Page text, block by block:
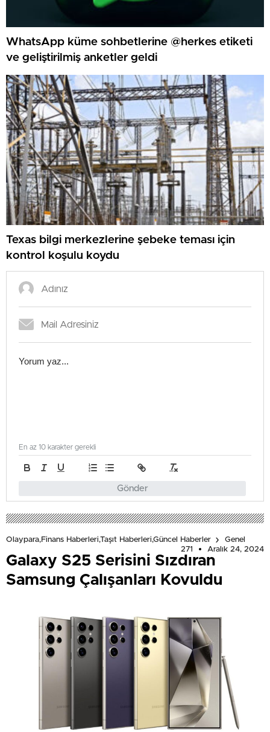
WhatsApp küme sohbetlerine @herkes etiketi
ve geliştirilmiş anketler geldi
Texas bilgi merkezlerine şebeke teması için
kontrol koşulu koydu
Gönder
En az 10 karakter gerekli
Olaypara,Finans Haberleri,Taşıt Haberleri,Güncel Haberler
Genel
271
Aralık 24, 2024
Galaxy S25 Serisini Sızdıran
Samsung Çalışanları Kovuldu